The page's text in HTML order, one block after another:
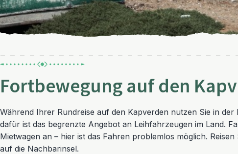
Fortbewegung auf den
Während Ihrer Rundreise auf den Kapverden nutzen Sie in
dafür ist das begrenzte Angebot an Leihfahrzeugen im Land.
Mietwagen an – hier ist das Fahren problemlos möglich.
auf die Nachbarinsel.